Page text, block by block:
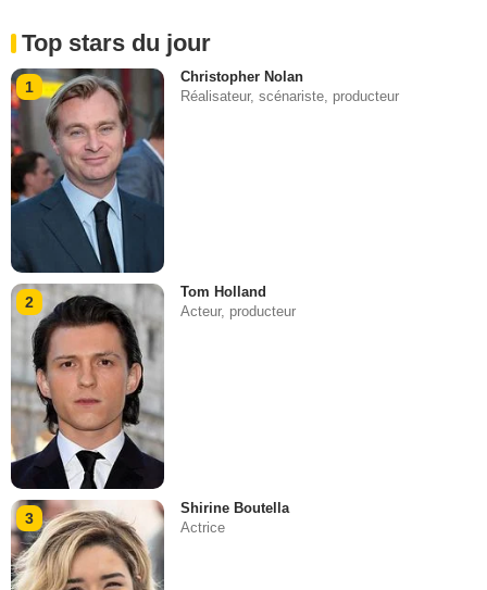
Top stars du jour
1
Christopher Nolan
Réalisateur, scénariste, producteur
2
Tom Holland
Acteur, producteur
3
Shirine Boutella
Actrice